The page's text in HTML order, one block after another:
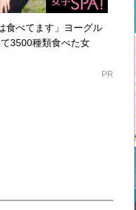
食べてます」ヨーグル
て3500種類食べた女
PR